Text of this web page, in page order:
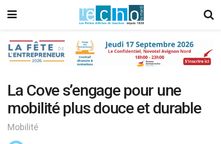
La Cove s’engage pour une
mobilité plus douce et durable
Mobilité